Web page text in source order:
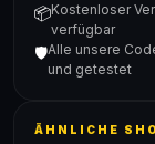
📦Kostenloser
verfügbar
🛡️Alle unsere
und getestet
ÄHNLICHE